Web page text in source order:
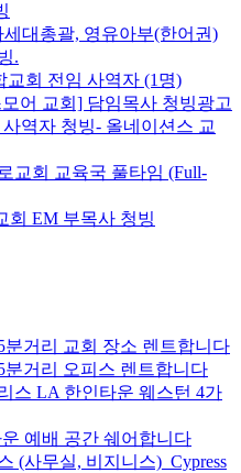
대총괄, 영유아부(한어권)
.
회 전임 사역자 (1명)
어 교회] 담임목사 청빙광고
사역자 청빙- 올네이션스 교
교회 교육국 풀타임 (Full-
회 EM 부목사 청빙
분거리 교회 장소 렌트합니다
분거리 오피스 렌트합니다
스 LA 한인타운 웨스턴 4가
예배 공간 쉐어합니다
(사무실, 비지니스)_Cypress